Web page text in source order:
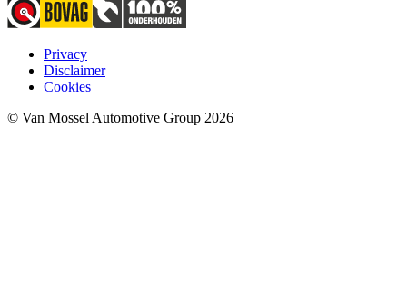
Privacy
Disclaimer
Cookies
© Van Mossel Automotive Group 2026